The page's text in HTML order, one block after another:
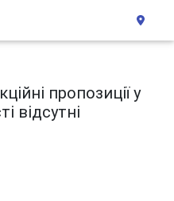
пропозиції у
відсутні